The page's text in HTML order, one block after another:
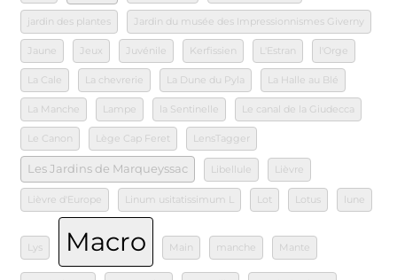
jardin des plantes Jardin du musée des Impressionnismes Giverny
Jaune Jeux Juvénile Kerfissien L'Estran l'Orge
La Cale La chevrerie La Dune du Pyla La Halle au Blé
La Manche Lampe la Sentinelle Le canal de la Giudecca
Le Canon Lège Cap Feret LensTagger
Les Jardins de Marqueyssac Libellule Lièvre
Lièvre d'Europe Linum usitatissimum L Lot Lotus lune
Lys Macro Main manche Mante